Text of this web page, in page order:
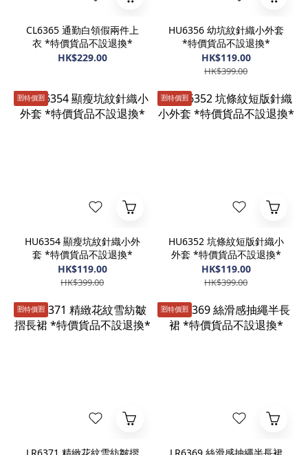
CL6365 通勤白領假兩件上
衣 *特價貨品不設退換*
HK$229.00
HU6356 幼坑紋針織小外套
*特價貨品不設退換*
HK$119.00
HK$399.00
🈹️特價🈹️
HU6354 顯瘦坑紋針織小外
套 *特價貨品不設退換*
HK$119.00
HK$399.00
🈹️特價🈹️
HU6352 坑條紋短版針織小
外套 *特價貨品不設退換*
HK$119.00
HK$399.00
🈹️特價🈹️ 🈹️特價🈹️